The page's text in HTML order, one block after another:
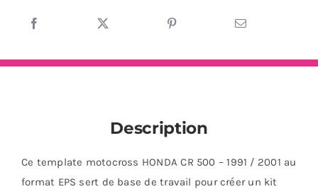
Description
Ce template motocross HONDA CR 500 – 1991 / 2001 au
format EPS sert de base de travail pour créer un kit